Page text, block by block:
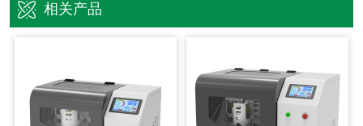
相关产品